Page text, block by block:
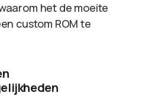
het de moeite
custom ROM te